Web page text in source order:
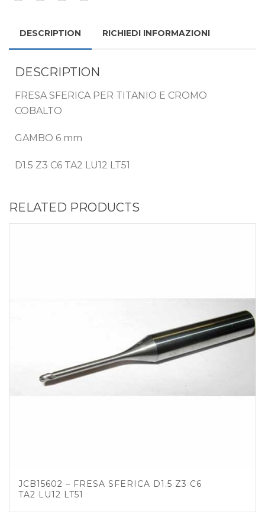
DESCRIPTION RICHIEDI INFORMAZIONI
DESCRIPTION
FRESA SFERICA PER TITANIO E CROMO
COBALTO
GAMBO 6 mm
D1.5 Z3 C6 TA2 LU12 LT51
RELATED PRODUCTS
JCB15602 – FRESA SFERICA D1.5 Z3 C6
TA2 LU12 LT51